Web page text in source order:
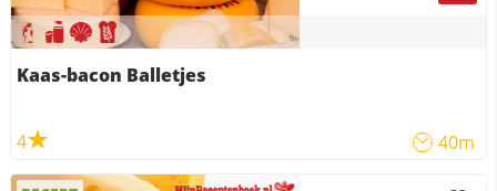
Kaas-bacon Balletjes
4 40m